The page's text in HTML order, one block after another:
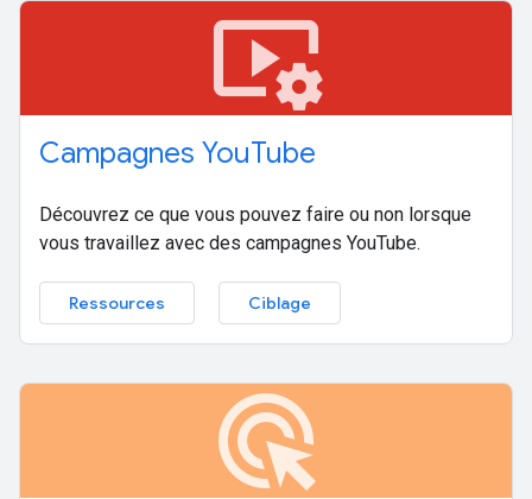
video_settings
Campagnes YouTube
Découvrez ce que vous pouvez faire ou non lorsque
vous travaillez avec des campagnes YouTube.
Ressources Ciblage
ads_click